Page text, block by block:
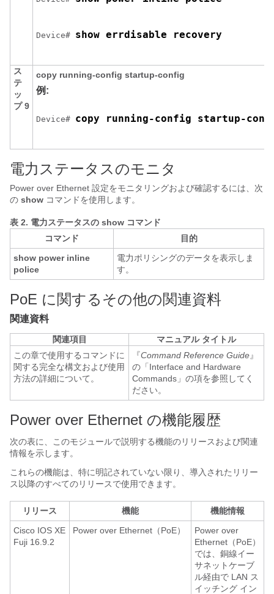
Device# show errdisable recovery
ス
テ
ッ
プ 9
copy running-config startup-config
例:
Device# copy running-config startup-
電力ステータスのモニタ
Power over Ethernet 設定をモニタリングおよび確認するには、次
の show コマンドを使用します。
表 2. 電力ステータスの show コマンド
コマンド
目的
show power inline
police
電力ポリシングのデータを表示しま
す。
PoE に関するその他の関連資料
関連資料
関連項目
マニュアル タイトル
この章で使用するコマンドに
関する完全な構文および使用
方法の詳細について。
『Command Reference Guide』
の「Interface and Hardware
Commands」の項を参照してく
ださい。
Power over Ethernet の機能履歴
次の表に、このモジュールで説明する機能のリリースおよび関連
情報を示します。
これらの機能は、特に明記されていない限り、導入されたリリー
ス以降のすべてのリリースで使用できます。
リリース 機能
機能情報
Cisco IOS XE
Fuji 16.9.2
Power over Ethernet（PoE）
Power over
Ethernet（PoE）
では、銅線イー
サネットケーブ
ル経由で LAN ス
イッチング イン